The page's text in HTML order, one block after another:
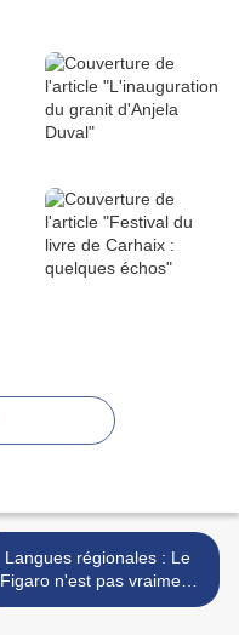
Langues régionales : Le
Figaro n'est pas vraiment
pour >